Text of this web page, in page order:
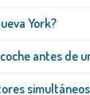
York?
antes de